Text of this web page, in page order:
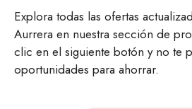
Explora todas las ofertas
Aurrera en nuestra sección de
clic en el siguiente botón y no te
oportunidades para ahorrar.